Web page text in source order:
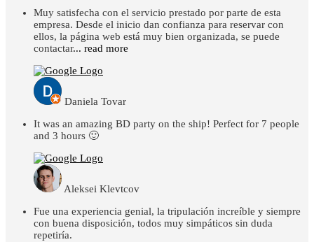
Muy satisfecha con el servicio prestado por parte de esta
empresa. Desde el inicio dan confianza para reservar con
ellos, la página web está muy bien organizada, se puede
contactar... read more
Daniela Tovar
It was an amazing BD party on the ship! Perfect for 7 people
and 3 hours 🙂
Aleksei Klevtcov
Fue una experiencia genial, la tripulación increíble y siempre
con buena disposición, todos muy simpáticos sin duda
repetiría.